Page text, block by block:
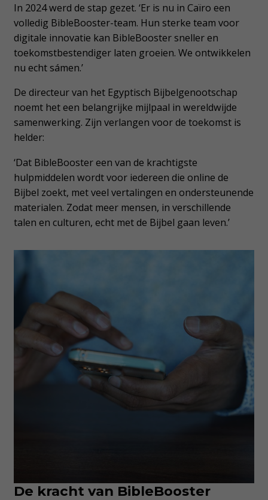
In 2024 werd de stap gezet. ‘Er is nu in Caïro een
volledig BibleBooster-team. Hun sterke team voor
digitale innovatie kan BibleBooster sneller en
toekomstbestendiger laten groeien. We ontwikkelen
nu echt sámen.’
De directeur van het Egyptisch Bijbelgenootschap
noemt het een belangrijke mijlpaal in wereldwijde
samenwerking. Zijn verlangen voor de toekomst is
helder:
‘Dat BibleBooster een van de krachtigste
hulpmiddelen wordt voor iedereen die online de
Bijbel zoekt, met veel vertalingen en ondersteunende
materialen. Zodat meer mensen, in verschillende
talen en culturen, echt met de Bijbel gaan leven.’
De kracht van BibleBooster